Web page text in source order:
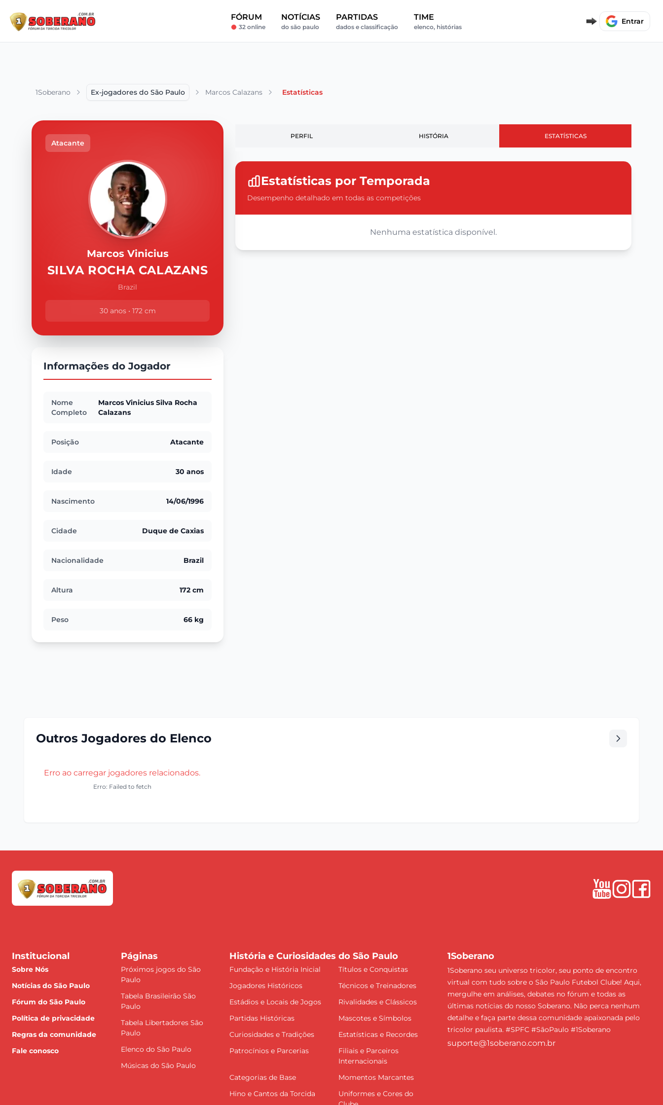
FÓRUM
32 online
NOTÍCIAS
do são paulo
PARTIDAS
dados e classificação
TIME
elenco, histórias
Entrar
1Soberano Ex-jogadores do São Paulo Marcos Calazans Estatísticas
Atacante
Marcos Vinicius
SILVA ROCHA CALAZANS
Brazil
30 anos • 172 cm
Informações do Jogador
Nome
Completo
Marcos Vinicius Silva Rocha
Calazans
Posição Atacante
Idade 30 anos
Nascimento 14/06/1996
Cidade Duque de Caxias
Nacionalidade Brazil
Altura 172 cm
Peso 66 kg
PERFIL HISTÓRIA ESTATÍSTICAS
Estatísticas por Temporada
Desempenho detalhado em todas as competições
Nenhuma estatística disponível.
Outros Jogadores do Elenco
Erro ao carregar jogadores relacionados.
Erro: Failed to fetch
Institucional
Sobre Nós
Notícias do São Paulo
Fórum do São Paulo
Política de privacidade
Regras da comunidade
Fale conosco
Páginas
Próximos jogos do São
Paulo
Tabela Brasileirão São
Paulo
Tabela Libertadores São
Paulo
Elenco do São Paulo
Músicas do São Paulo
História e Curiosidades do São Paulo
Fundação e História Inicial
Títulos e Conquistas
Jogadores Históricos
Técnicos e Treinadores
Estádios e Locais de Jogos
Rivalidades e Clássicos
Partidas Históricas
Mascotes e Símbolos
Curiosidades e Tradições
Estatísticas e Recordes
Patrocínios e Parcerias
Filiais e Parceiros
Internacionais
Categorias de Base
Momentos Marcantes
Hino e Cantos da Torcida
Uniformes e Cores do
1Soberano
1Soberano seu universo tricolor, seu ponto de encontro
virtual com tudo sobre o São Paulo Futebol Clube! Aqui,
mergulhe em análises, debates no fórum e todas as
últimas notícias do nosso Soberano. Não perca nenhum
detalhe e faça parte dessa comunidade apaixonada pelo
tricolor paulista. #SPFC #SãoPaulo #1Soberano
suporte@1soberano.com.br